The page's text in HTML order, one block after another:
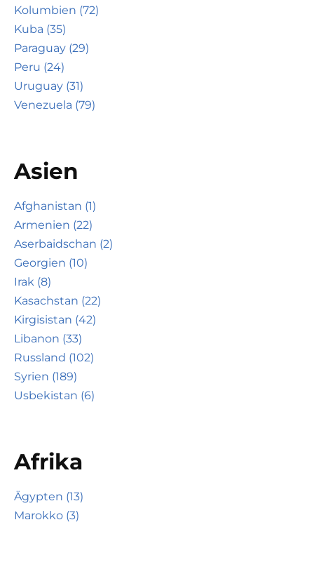
Kolumbien (72)
Kuba (35)
Paraguay (29)
Peru (24)
Uruguay (31)
Venezuela (79)
Asien
Afghanistan (1)
Armenien (22)
Aserbaidschan (2)
Georgien (10)
Irak (8)
Kasachstan (22)
Kirgisistan (42)
Libanon (33)
Russland (102)
Syrien (189)
Usbekistan (6)
Afrika
Ägypten (13)
Marokko (3)